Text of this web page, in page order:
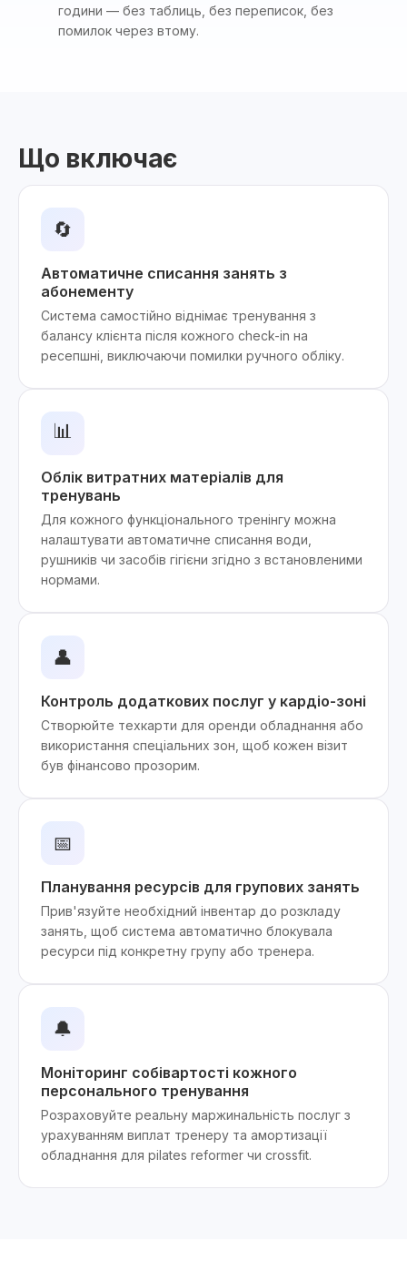
години — без таблиць, без переписок, без
помилок через втому.
Що включає
🔄
Автоматичне списання занять з
абонементу
Система самостійно віднімає тренування з
балансу клієнта після кожного check-in на
ресепшні, виключаючи помилки ручного обліку.
📊
Облік витратних матеріалів для
тренувань
Для кожного функціонального тренінгу можна
налаштувати автоматичне списання води,
рушників чи засобів гігієни згідно з встановленими
нормами.
👤
Контроль додаткових послуг у кардіо-зоні
Створюйте техкарти для оренди обладнання або
використання спеціальних зон, щоб кожен візит
був фінансово прозорим.
📅
Планування ресурсів для групових занять
Прив'язуйте необхідний інвентар до розкладу
занять, щоб система автоматично блокувала
ресурси під конкретну групу або тренера.
🔔
Моніторинг собівартості кожного
персонального тренування
Розраховуйте реальну маржинальність послуг з
урахуванням виплат тренеру та амортизації
обладнання для pilates reformer чи crossfit.